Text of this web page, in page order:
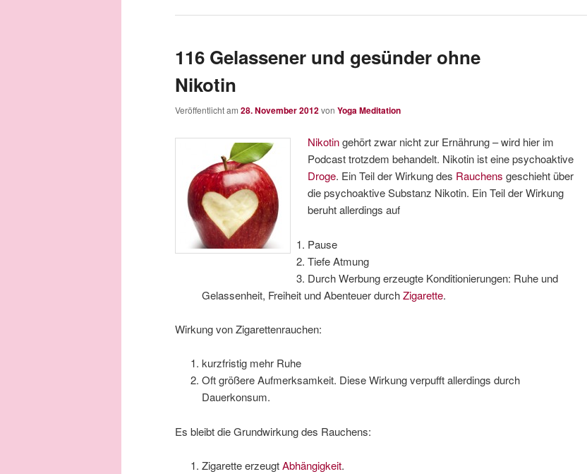
116 Gelassener und gesünder ohne
Nikotin
Veröffentlicht am 28. November 2012von Yoga Meditation
Nikotingehört zwar nicht zur Ernährung – wird hier im
Podcast trotzdem behandelt. Nikotin ist eine psychoaktive
Droge. Ein Teil der Wirkung des Rauchens geschieht über
die psychoaktive Substanz Nikotin. Ein Teil der Wirkung
beruht allerdings auf
Pause
Tiefe Atmung
Durch Werbung erzeugte Konditionierungen: Ruhe und
Gelassenheit, Freiheit und Abenteuer durchZigarette.
Wirkung von Zigarettenrauchen:
kurzfristig mehr Ruhe
Oft größere Aufmerksamkeit. Diese Wirkung verpufft allerdings durch
Dauerkonsum.
Es bleibt die Grundwirkung des Rauchens:
Zigarette erzeugtAbhängigkeit.